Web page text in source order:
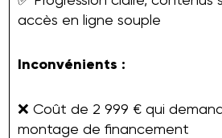
accès en ligne souple
Inconvénients :
❌ Coût de 2 999 € qui
montage de financement